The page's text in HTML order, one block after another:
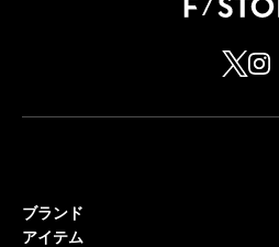
ブランド
アイテム